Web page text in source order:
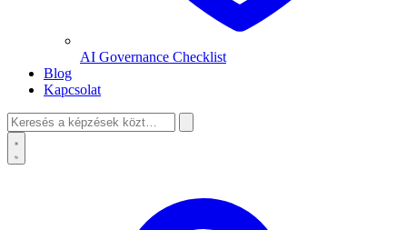
AI Governance Checklist
Blog
Kapcsolat